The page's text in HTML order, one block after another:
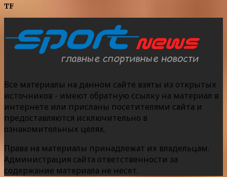
TF
Все материалы на данном сайте взяты из открытых
источников - имеют обратную ссылку на материал в
интернете или присланы посетителями сайта и
предоставляются исключительно в
ознакомительных целях.
Права на материалы принадлежат их владельцам.
Администрация сайта ответственности за
содержание материала не несет.